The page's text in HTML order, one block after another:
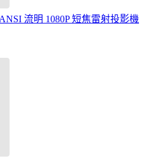
流明 1080P 短焦雷射投影機